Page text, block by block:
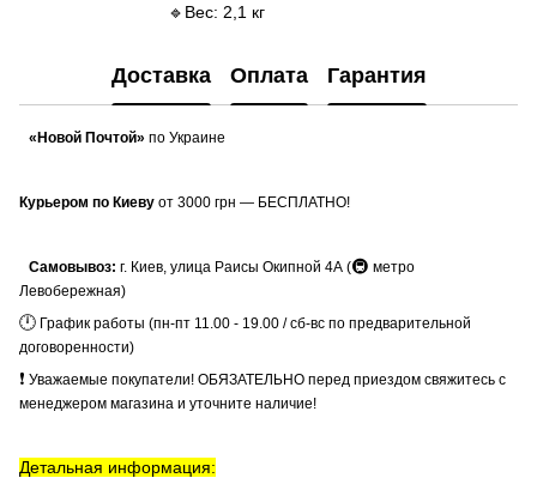
🔹Вес: 2,1 кг
Доставка Оплата Гарантия
«Новой Почтой» по Украине
Курьером по Киеву от 3000 грн — БЕСПЛАТНО!
Самовывоз: г. Киев, улица Раисы Окипной 4А (🚇 метро
Левобережная)
🕛 График работы (пн-пт 11.00 - 19.00 / сб-вс по предварительной
договоренности)
❗ Уважаемые покупатели! ОБЯЗАТЕЛЬНО перед приездом свяжитесь с
менеджером магазина и уточните наличие!
Детальная информация: